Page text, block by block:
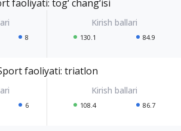
faoliyati: tog‘ chang‘isi
8 130.1 84.9
faoliyati: triatlon
6 108.4 86.7